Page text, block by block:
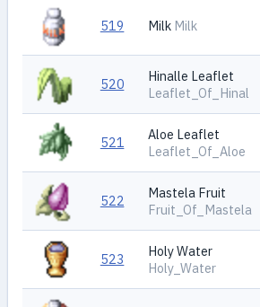
519 Milk Milk
520
Hinalle Leaflet
Leaflet_Of_Hinal
521
Aloe Leaflet
Leaflet_Of_Aloe
522
Mastela Fruit
Fruit_Of_Mastela
523
Holy Water
Holy_Water